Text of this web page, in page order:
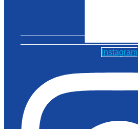
Instagram